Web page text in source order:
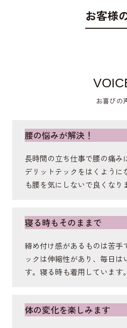
膝を伸ばす筋肉。歩行時の膝
仙腸関
ートして、骨盤を安定させ美
大殿筋
もサポートをさらに強化し、
お客様
お喜びの
腰の悩みが解決！
長時間の立ち仕事で腰の痛み
デリットテックをはくように
も腰を気にしないで良くなり
寝る時もそのままで
締め付け感があるものは苦手
ックは伸縮性があり、毎日は
す。寝る時も着用しています。
体の変化を楽しみます